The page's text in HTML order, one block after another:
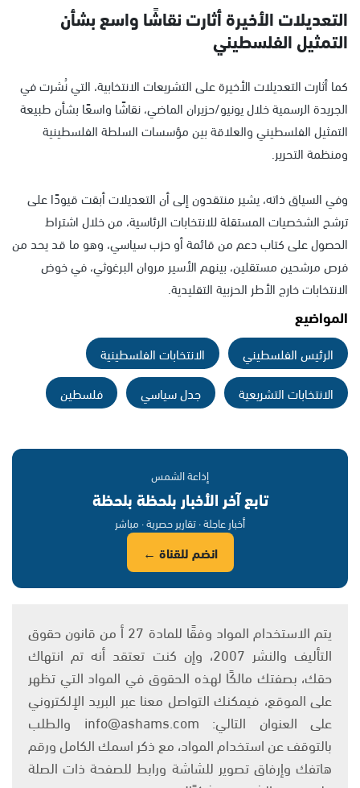
التعديلات الأخيرة أثارت نقاشًا واسع بشأن
التمثيل الفلسطيني
كما أثارت التعديلات الأخيرة على التشريعات الانتخابية، التي نُشرت في
الجريدة الرسمية خلال يونيو/حزيران الماضي، نقاشًا واسعًا بشأن طبيعة
التمثيل الفلسطيني والعلاقة بين مؤسسات السلطة الفلسطينية
ومنظمة التحرير.
وفي السياق ذاته، يشير منتقدون إلى أن التعديلات أبقت قيودًا على
ترشح الشخصيات المستقلة للانتخابات الرئاسية، من خلال اشتراط
الحصول على كتاب دعم من قائمة أو حزب سياسي، وهو ما قد يحد من
فرص مرشحين مستقلين، بينهم الأسير مروان البرغوثي، في خوض
الانتخابات خارج الأطر الحزبية التقليدية.
المواضيع
الرئيس الفلسطيني
الانتخابات الفلسطينية
الانتخابات التشريعية
جدل سياسي فلسطين
إذاعة الشمس
تابع آخر الأخبار بلحظة بلحظة
أخبار عاجلة · تقارير حصرية · مباشر
انضم للقناة ←
يتم الاستخدام المواد وفقًا للمادة 27 أ من قانون حقوق
التأليف والنشر 2007، وإن كنت تعتقد أنه تم انتهاك
حقك، بصفتك مالكًا لهذه الحقوق في المواد التي تظهر
على الموقع، فيمكنك التواصل معنا عبر البريد الإلكتروني
على العنوان التالي: info@ashams.com والطلب
بالتوقف عن استخدام المواد، مع ذكر اسمك الكامل ورقم
هاتفك وإرفاق تصوير للشاشة ورابط للصفحة ذات الصلة